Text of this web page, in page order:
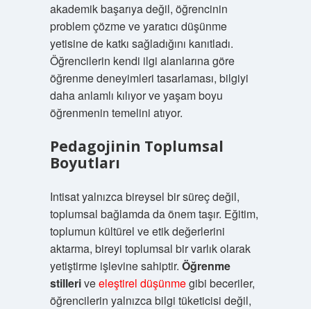
akademik başarıya değil, öğrencinin
problem çözme ve yaratıcı düşünme
yetisine de katkı sağladığını kanıtladı.
Öğrencilerin kendi ilgi alanlarına göre
öğrenme deneyimleri tasarlaması, bilgiyi
daha anlamlı kılıyor ve yaşam boyu
öğrenmenin temelini atıyor.
Pedagojinin Toplumsal
Boyutları
Intisat yalnızca bireysel bir süreç değil,
toplumsal bağlamda da önem taşır. Eğitim,
toplumun kültürel ve etik değerlerini
aktarma, bireyi toplumsal bir varlık olarak
yetiştirme işlevine sahiptir. Öğrenme
stilleriveeleştirel düşünmegibi beceriler,
öğrencilerin yalnızca bilgi tüketicisi değil,